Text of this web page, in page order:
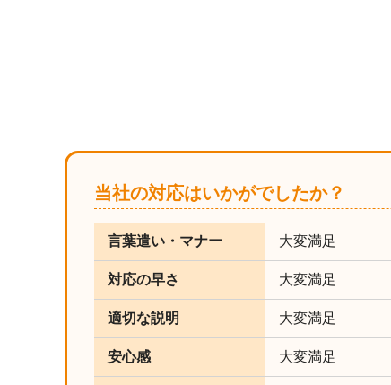
当社の対応はいかがでしたか？
言葉遣い・マナー 大変満足
対応の早さ 大変満足
適切な説明 大変満足
安心感 大変満足